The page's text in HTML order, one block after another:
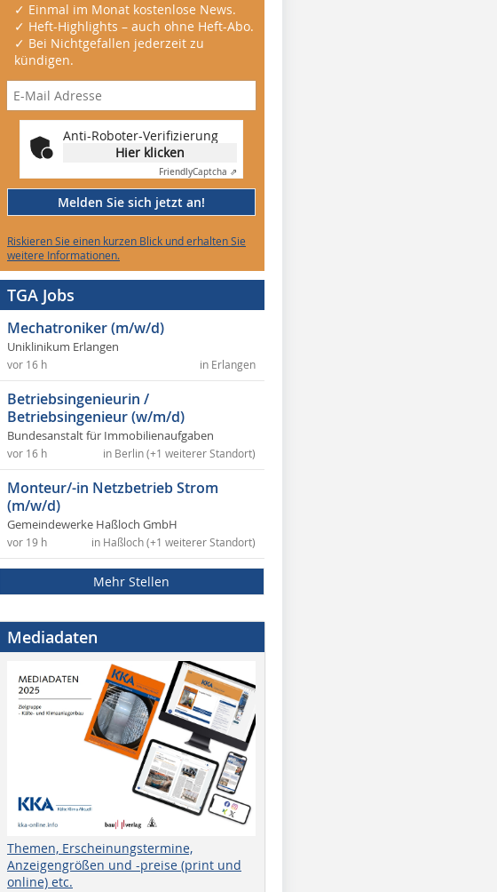
✓ Einmal im Monat kostenlose News.
✓ Heft-Highlights – auch ohne Heft-Abo.
✓ Bei Nichtgefallen jederzeit zu
kündigen.
Anti-Roboter-Verifizierung
Hier klicken
FriendlyCaptcha ⇗
Melden Sie sich jetzt an!
Riskieren Sie einen kurzen Blick und erhalten Sie
weitere Informationen.
TGA Jobs
Mechatroniker (m/w/d)
Uniklinikum Erlangen
in Erlangen
vor 16 h
Betriebsingenieurin /
Betriebsingenieur (w/m/d)
Bundesanstalt für Immobilienaufgaben
in Berlin (+1 weiterer Standort)
vor 16 h
Monteur/-in Netzbetrieb Strom
(m/w/d)
Gemeindewerke Haßloch GmbH
in Haßloch (+1 weiterer Standort)
vor 19 h
Mehr Stellen
Mediadaten
Themen, Erscheinungstermine,
Anzeigengrößen und -preise (print und
online) etc.